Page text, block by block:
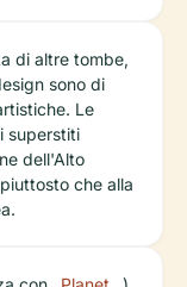
di altre tombe,
sono di
Le
superstiti
dell'Alto
che alla